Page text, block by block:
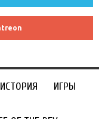
ИСТОРИЯ ИГРЫ